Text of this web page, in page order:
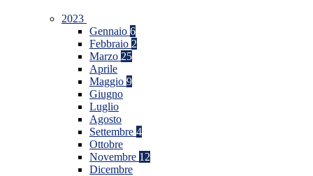
2023
Gennaio 6
Febbraio 2
Marzo 25
Aprile
Maggio 9
Giugno
Luglio
Agosto
Settembre 4
Ottobre
Novembre 12
Dicembre